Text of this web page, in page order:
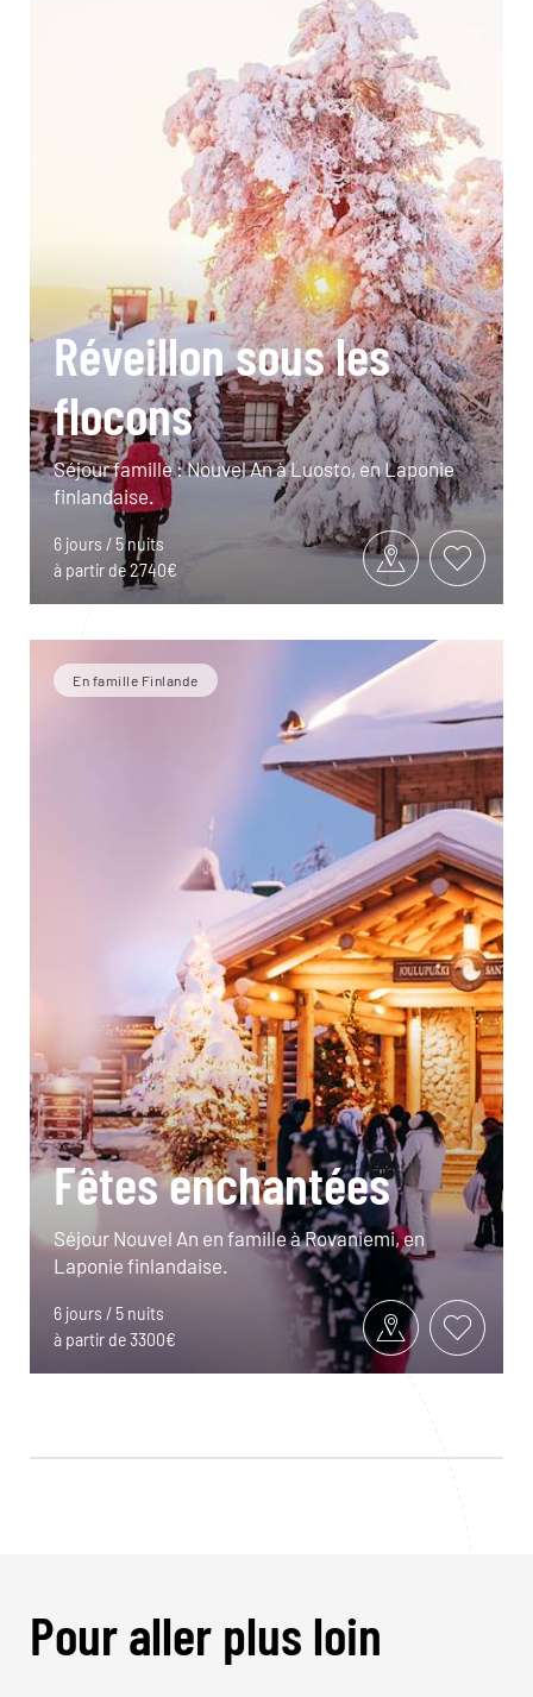
Réveillon sous les
flocons
Séjour famille : Nouvel An à Luosto, en Laponie
finlandaise.
6 jours / 5 nuits
à partir de 2740€
En famille Finlande
Fêtes enchantées
Séjour Nouvel An en famille à Rovaniemi, en
Laponie finlandaise.
6 jours / 5 nuits
à partir de 3300€
Pour aller plus loin